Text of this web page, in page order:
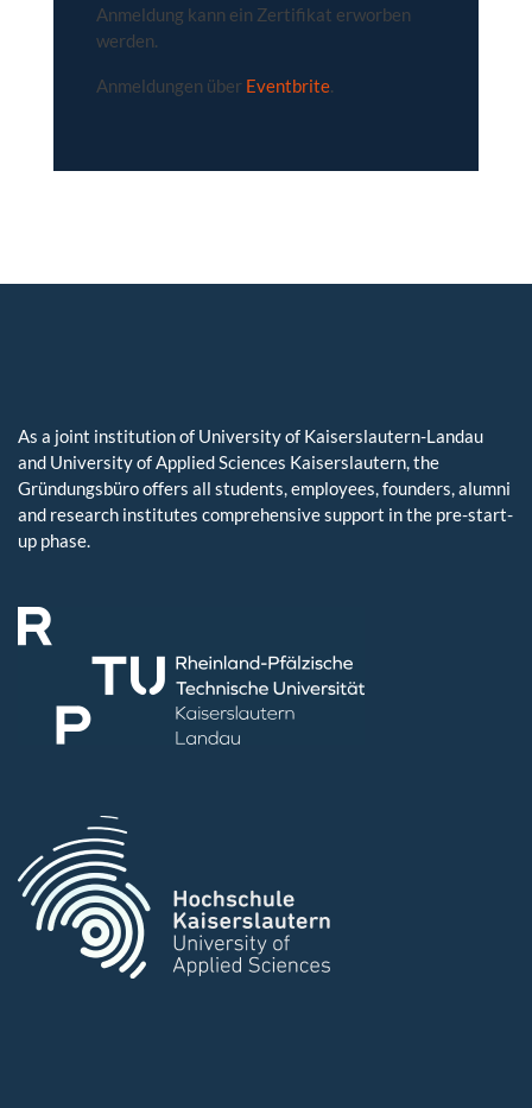
Anmeldung kann ein Zertifikat erworben
werden.
Anmeldungen über Eventbrite.
As a joint institution of University of Kaiserslautern-Landau
and University of Applied Sciences Kaiserslautern, the
Gründungsbüro offers all students, employees, founders, alumni
and research institutes comprehensive support in the pre-start-
up phase.